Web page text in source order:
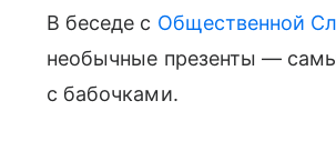
В беседе с Общественной
необычные презенты —
с бабочками.